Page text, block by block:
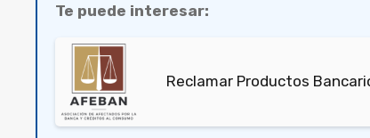
Te puede interesar:
Reclamar Productos